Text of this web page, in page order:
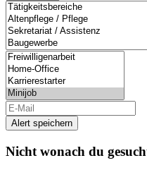
Alert speichern
Nicht wonach du